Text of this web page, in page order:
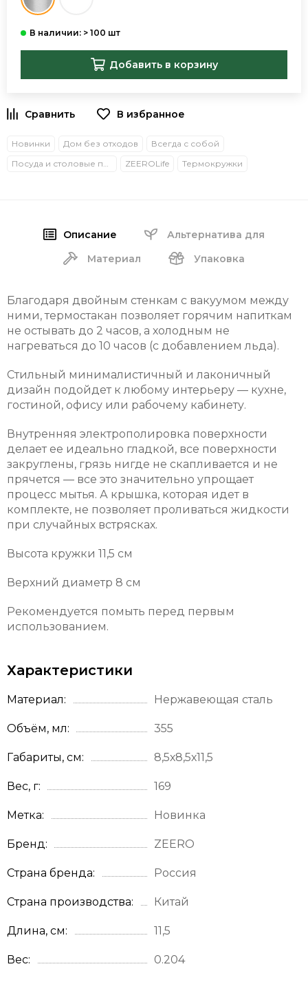
Добавить в корзину
В избранное
Новинки Дом без отходов
Всегда с собой
ZEEROLife Термокружки
Описание
Альтернатива для
Материал
Упаковка
Благодаря двойным стенкам с вакуумом между
ними, термостакан позволяет горячим напиткам
не остывать до 2 часов, а холодным не
нагреваться до 10 часов (с добавлением льда).
Стильный минималистичный и лаконичный
дизайн подойдет к любому интерьеру — кухне,
гостиной, офису или рабочему кабинету.
Внутренняя электрополировка поверхности
делает ее идеально гладкой, все поверхности
закруглены, грязь нигде не скапливается и не
прячется — все это значительно упрощает
процесс мытья. А крышка, которая идет в
комплекте, не позволяет проливаться жидкости
при случайных встрясках.
Высота кружки 11,5 см
Верхний диаметр 8 см
Рекомендуется помыть перед первым
использованием.
Характеристики
Материал Нержавеющая сталь
Объём, мл 355
Габариты, см 8,5х8,5х11,5
Вес, г 169
Метка Новинка
Бренд ZEERO
Страна бренда Россия
Страна производства Китай
Длина, см 11,5
Вес 0.204